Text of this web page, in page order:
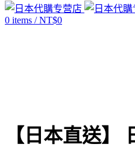
0 items / NT$0
【日本直送】